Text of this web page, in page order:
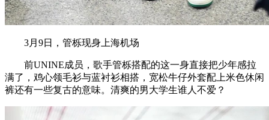
3月9日，管栎现身上海机场
前UNINE成员，歌手管栎搭配的这一身直接把少年感拉
满了，鸡心领毛衫与蓝衬衫相搭，宽松牛仔外套配上米色休闲
裤还有一些复古的意味。清爽的男大学生谁人不爱？